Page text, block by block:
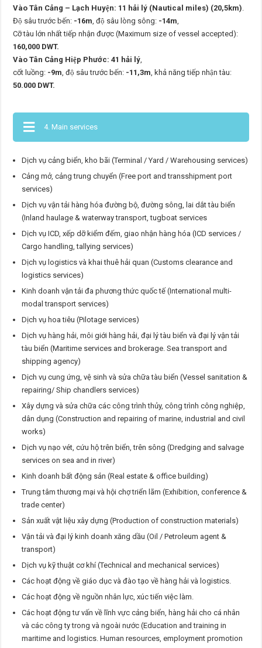
Vào Tân Cảng – Lạch Huyện: 11 hải lý (Nautical miles) (20,5km)
Độ sâu trước bến: -16m , độ sâu lòng sông: -14m
Cỡ tàu lớn nhất tiếp nhận được (Maximum size of vessel accepted):
160,000 DWT.
Vào Tân Cảng Hiệp Phước: 41 hải lý
cốt luồng: -9m , độ sâu trước bến: -11,3m , khả năng tiếp nhận tàu:
50.000 DWT.
4. Main services
Dịch vụ cảng biển, kho bãi (Terminal / Yard / Warehousing services)
Cảng mở, cảng trung chuyển (Free port and transshipment port
services)
Dịch vụ vận tải hàng hóa đường bộ, đường sông, lai dắt tàu biển
(Inland haulage & waterway transport, tugboat services
Dịch vụ ICD, xếp dỡ kiểm đếm, giao nhận hàng hóa (ICD services /
Cargo handling, tallying services)
Dịch vụ logistics và khai thuê hải quan (Customs clearance and
logistics services)
Kinh doanh vận tải đa phương thức quốc tế (International multi-
modal transport services)
Dịch vụ hoa tiêu (Pilotage services)
Dịch vụ hàng hải, môi giới hàng hải, đại lý tàu biển và đại lý vận tải
tàu biển (Maritime services and brokerage. Sea transport and
shipping agency)
Dịch vụ cung ứng, vệ sinh và sửa chữa tàu biển (Vessel sanitation &
repairing/ Ship chandlers services)
Xây dựng và sửa chữa các công trình thủy, công trình công nghiệp,
dân dụng (Construction and repairing of marine, industrial and civil
works)
Dịch vụ nạo vét, cứu hộ trên biển, trên sông (Dredging and salvage
services on sea and in river)
Kinh doanh bất động sản (Real estate & office building)
Trung tâm thương mại và hội chợ triển lãm (Exhibition, conference &
trade center)
Sản xuất vật liệu xây dựng (Production of construction materials)
Vận tải và đại lý kinh doanh xăng dầu (Oil / Petroleum agent &
transport)
Dịch vụ kỹ thuật cơ khí (Technical and mechanical services)
Các hoạt động về giáo dục và đào tạo về hàng hải và logistics.
Các hoạt động về nguồn nhân lực, xúc tiến việc làm.
Các hoạt động tư vấn về lĩnh vực cảng biển, hàng hải cho cá nhân
và các công ty trong và ngoài nước (Education and training in
maritime and logistics. Human resources, employment promotion